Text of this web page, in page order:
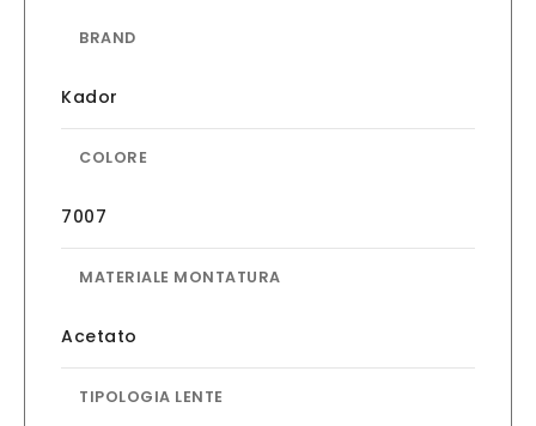
BRAND
Kador
COLORE
7007
MATERIALE MONTATURA
Acetato
TIPOLOGIA LENTE